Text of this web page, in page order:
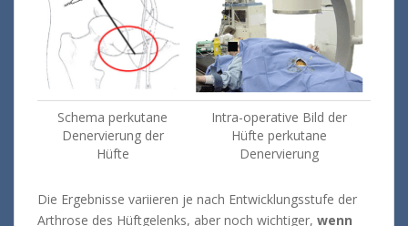
Schema perkutane
Denervierung der
Hüfte
Intra-operative Bild der
Hüfte perkutane
Denervierung
Die Ergebnisse variieren je nach Entwicklungsstufe der
Arthrose des Hüftgelenks, aber noch wichtiger, wenn